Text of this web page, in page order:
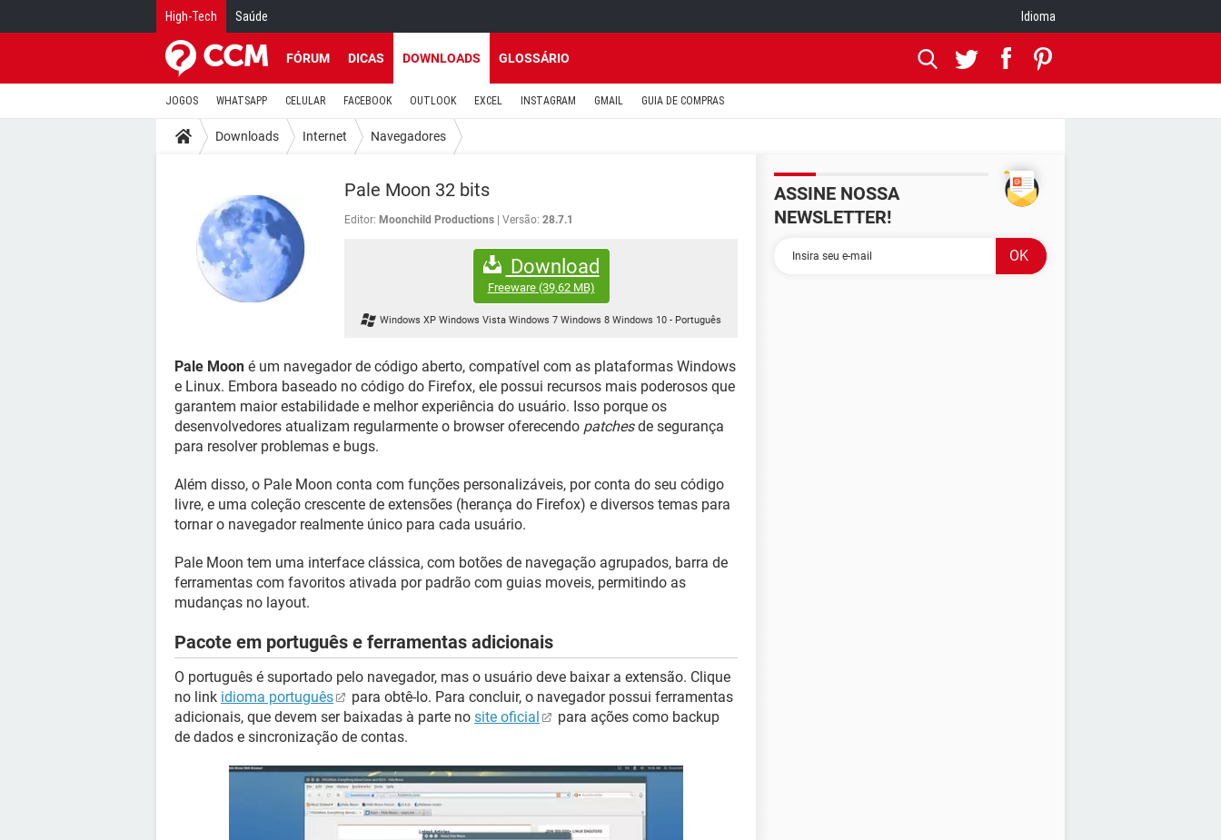
High-Tech Saúde Idioma
FÓRUM DICAS DOWNLOADS GLOSSÁRIO
JOGOS WHATSAPP CELULAR FACEBOOK OUTLOOK EXCEL INSTAGRAM GMAIL GUIA DE COMPRAS
Downloads Internet Navegadores
Pale Moon 32 bits
Editor: Moonchild Productions Versão: 28.7.1
Download
Freeware(39,62 MB)
Windows XP Windows Vista Windows 7 Windows 8 Windows 10 - Português
Pale Moon é um navegador de código aberto, compatível com as plataformas Windows
e Linux. Embora baseado no código do Firefox, ele possui recursos mais poderosos que
garantem maior estabilidade e melhor experiência do usuário. Isso porque os
desenvolvedores atualizam regularmente o browser oferecendo patchesde segurança
para resolver problemas e bugs.
Além disso, o Pale Moon conta com funções personalizáveis, por conta do seu código
livre, e uma coleção crescente de extensões (herança do Firefox) e diversos temas para
tornar o navegador realmente único para cada usuário.
Pale Moon tem uma interface clássica, com botões de navegação agrupados, barra de
ferramentas com favoritos ativada por padrão com guias moveis, permitindo as
mudanças no layout.
Pacote em português e ferramentas adicionais
O português é suportado pelo navegador, mas o usuário deve baixar a extensão. Clique
no link idioma português
para obtê-lo. Para concluir, o navegador possui ferramentas
adicionais, que devem ser baixadas à parte no site oficial
para ações como backup
de dados e sincronização de contas.
ASSINE NOSSA
NEWSLETTER!